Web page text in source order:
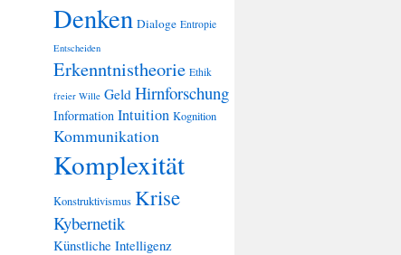
Denken Dialoge Entropie
Entscheiden
Erkenntnistheorie Ethik
freier Wille Geld Hirnforschung
Information Intuition Kognition
Kommunikation
Komplexität
Konstruktivismus Krise
Kybernetik
Künstliche Intelligenz